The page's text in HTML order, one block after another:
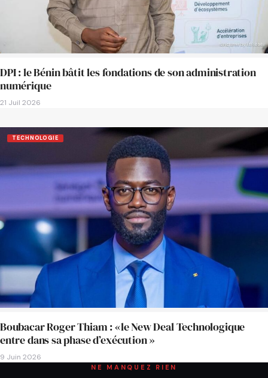
DPI : le Bénin bâtit les fondations de son administration
numérique
21 Juil 2026
TECHNOLOGIE
Boubacar Roger Thiam : «le New Deal Technologique
entre dans sa phase d’exécution »
9 Juin 2026
NE MANQUEZ RIEN